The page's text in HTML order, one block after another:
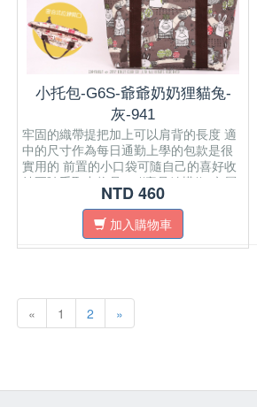
小托包-G6S-爺爺奶奶狸貓兔-
灰-941
牢固的織帶提把加上可以肩背的長度 適
中的尺寸作為每日通勤上學的包款是很
實用的 前置的小口袋可隨自己的喜好收
納要隨手取出物品． //產品結構// 內層
有一個開放式內袋 ​一個拉鍊式暗袋 正面
有開放式口袋 肩帶為純棉織帶 面料材質
為防水布拉鍊密合開口 可置放A4紙
NTD 460
加入購物車
« 1 2 »